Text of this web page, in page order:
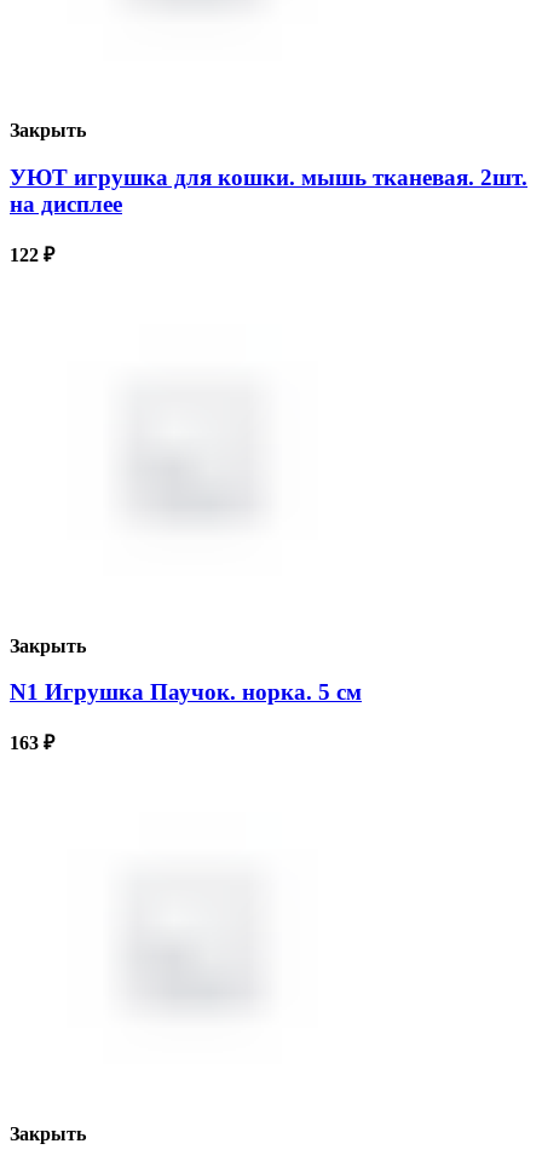
Закрыть
УЮТ игрушка для кошки. мышь тканевая. 2шт.
на дисплее
122 ₽
Закрыть
N1 Игрушка Паучок. норка. 5 см
163 ₽
Закрыть